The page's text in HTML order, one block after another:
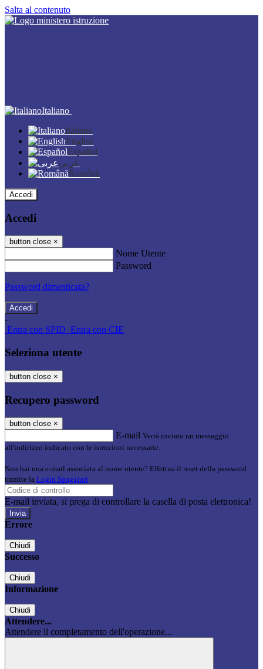
Salta al contenuto
Italiano
Italiano
English
Español
عربى
Română
Accedi
Accedi
button close ×
Nome Utente
Password
Password dimenticata?
-
Entra con SPID Entra con CIE
Seleziona utente
button close ×
Recupero password
button close ×
E-mail Verrà inviato un messaggio
all'indirizzo indicato con le istruzioni necessarie.
Non hai una e-mail associata al nome utente? Effettua il reset della password
tramite la Login Spaggiari
E-mail inviata, si prega di controllare la casella di posta elettronica!
Errore
Chiudi
Successo
Chiudi
Informazione
Chiudi
Attendere...
Attendere il completamento dell'operazione...